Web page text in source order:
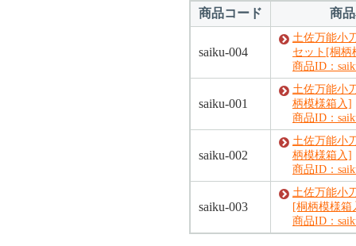
商品コード 商
saiku-004
土佐万能小
セット[桐柄
商品ID：
saiku-001
土佐万能小
柄模様箱入]
商品ID：
saiku-002
土佐万能小
柄模様箱入]
商品ID：
saiku-003
土佐万能小
[桐柄模様箱
商品ID：